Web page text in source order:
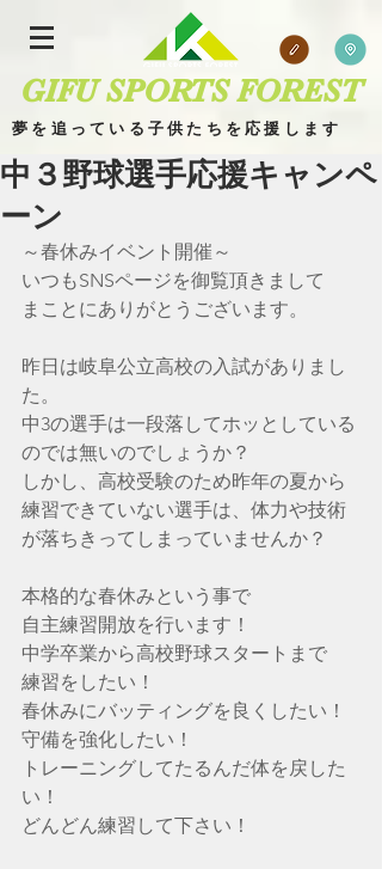
GIFU SPORTS FOREST
夢を追っている子供たちを応援します
ブログ 場所
中３野球選手応援キャンペ
ーン
～春休みイベント開催～
いつもSNSページを御覧頂きまして
まことにありがとうございます。
昨日は岐阜公立高校の入試がありまし
た。
中3の選手は一段落してホッとしている
のでは無いのでしょうか？
しかし、高校受験のため昨年の夏から
練習できていない選手は、体力や技術
が落ちきってしまっていませんか？
本格的な春休みという事で
自主練習開放を行います！
中学卒業から高校野球スタートまで
練習をしたい！
春休みにバッティングを良くしたい！
守備を強化したい！
トレーニングしてたるんだ体を戻した
い！
どんどん練習して下さい！